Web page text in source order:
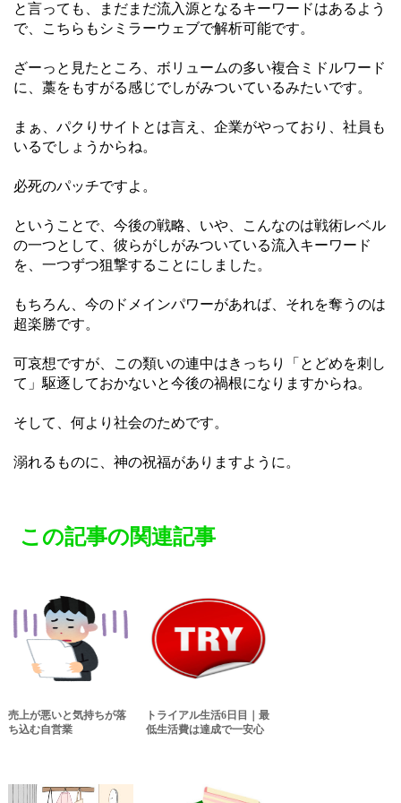
と言っても、まだまだ流入源となるキーワードはあるよう
で、こちらもシミラーウェブで解析可能です。
ざーっと見たところ、ボリュームの多い複合ミドルワード
に、藁をもすがる感じでしがみついているみたいです。
まぁ、パクりサイトとは言え、企業がやっており、社員も
いるでしょうからね。
必死のパッチですよ。
ということで、今後の戦略、いや、こんなのは戦術レベル
の一つとして、彼らがしがみついている流入キーワード
を、一つずつ狙撃することにしました。
もちろん、今のドメインパワーがあれば、それを奪うのは
超楽勝です。
可哀想ですが、この類いの連中はきっちり「とどめを刺し
て」駆逐しておかないと今後の禍根になりますからね。
そして、何より社会のためです。
溺れるものに、神の祝福がありますように。
この記事の関連記事
売上が悪いと気持ちが落
ち込む自営業
トライアル生活6日目｜最
低生活費は達成で一安心